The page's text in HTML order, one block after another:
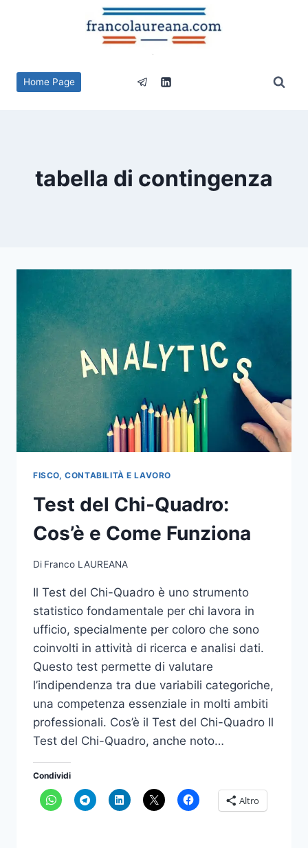
Home Page
tabella di contingenza
FISCO, CONTABILITÀ E LAVORO
Test del Chi-Quadro:
Cos’è e Come Funziona
Di Franco LAUREANA
Il Test del Chi-Quadro è uno strumento
statistico fondamentale per chi lavora in
ufficio, specialmente per coloro che sono
coinvolti in attività di ricerca e analisi dati.
Questo test permette di valutare
l’indipendenza tra due variabili categoriche,
una competenza essenziale in molti ambiti
professionali. Cos’è il Test del Chi-Quadro Il
Test del Chi-Quadro, anche noto…
Condividi
Altro